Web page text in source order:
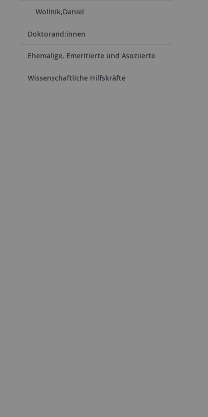
Wollnik,Daniel
Doktorand:innen
Ehemalige, Emeritierte und Asoziierte
Wissenschaftliche Hilfskräfte